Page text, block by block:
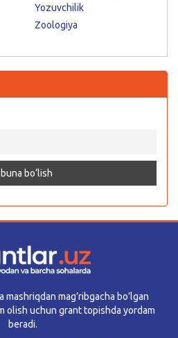
Yozuvchilik
Zoologiya
mag’ribgacha bo’lgan
olish uchun grant topishda yordam
beradi.